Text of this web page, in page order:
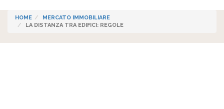
HOME
MERCATO IMMOBILIARE
LA DISTANZA TRA EDIFICI: REGOLE